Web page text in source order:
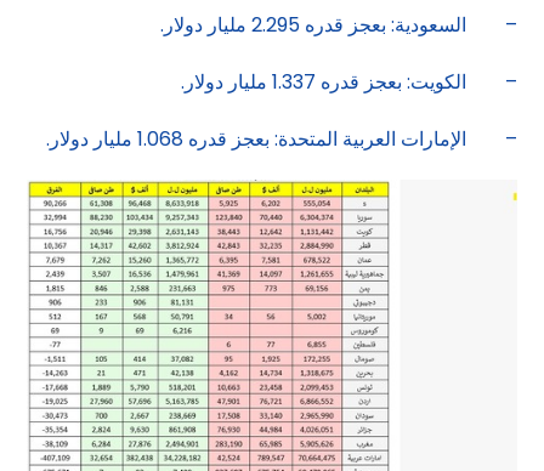
– السعودية: بعجز قدره 2.295 مليار دولار.
– الكويت: بعجز قدره 1.337 مليار دولار.
– الإمارات العربية المتحدة: بعجز قدره 1.068 مليار دولار.